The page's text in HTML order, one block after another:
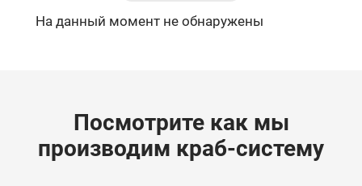
На данный момент не обнаружены
Посмотрите как мы
производим краб-систему